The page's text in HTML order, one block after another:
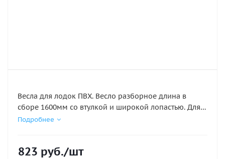
Весла для лодок ПВХ. Весло разборное длина в
сборе 1600мм со втулкой и широкой лопастью. Для
больших лодок и «большой воды». Трубка весла из
Подробнее
823 руб./шт